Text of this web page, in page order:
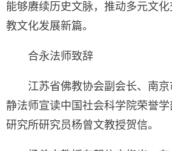
能够赓续历史文脉，推动多元文
教文化发展新篇。
合永法师致辞
江苏省佛教协会副会长、南
静法师宣读中国社会科学院荣誉
研究所研究员杨曾文教授贺信。